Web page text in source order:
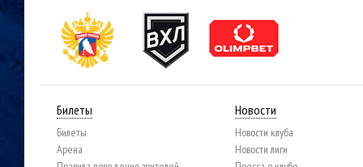
Билеты
Билеты
Арена
Новости
Новости клуба
Новости лиги